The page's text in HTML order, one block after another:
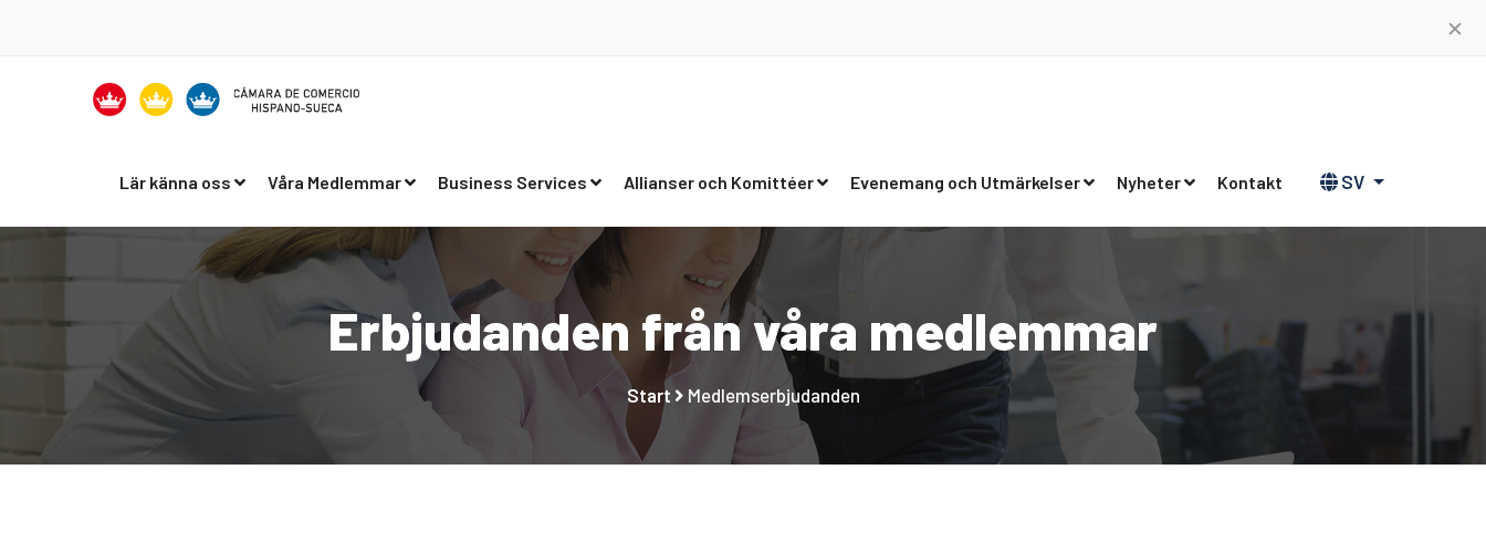
✕
Lär känna oss Våra Medlemmar Business Services Allianser och Komittéer Evenemang och Utmärkelser Nyheter Kontakt SV
Erbjudanden från våra medlemmar
Start Medlemserbjudanden